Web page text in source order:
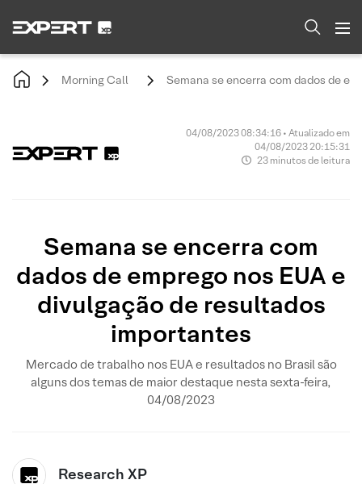
Morning Call Semana se encerra com dados de
04/08/2023 08:34:16 • Atualizado em
04/08/2023 20:15:31
23 minutos de leitura
Semana se encerra com
dados de emprego nos EUA e
divulgação de resultados
importantes
Mercado de trabalho nos EUA e resultados no Brasil são
alguns dos temas de maior destaque nesta sexta-feira,
04/08/2023
Research XP